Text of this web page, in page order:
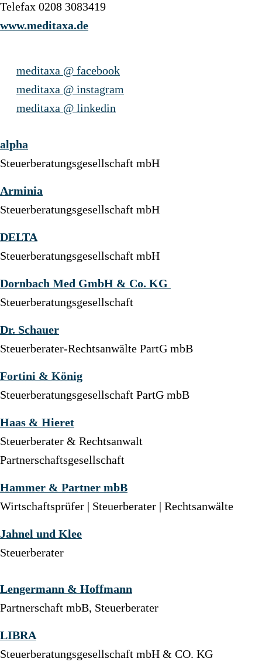
Telefax 0208 3083419
www.meditaxa.de
meditaxa @ facebook
meditaxa @ instagram
meditaxa @ linkedin
alpha
Steuerberatungsgesellschaft mbH
Arminia
Steuerberatungsgesellschaft mbH
DELTA
Steuerberatungsgesellschaft mbH
Dornbach Med GmbH & Co. KG
Steuerberatungsgesellschaft
Dr. Schauer
Steuerberater-Rechtsanwälte PartG mbB
Fortini & König
Steuerberatungsgesellschaft PartG mbB
Haas & Hieret
Steuerberater & Rechtsanwalt
Partnerschaftsgesellschaft
Hammer & Partner mbB
Wirtschaftsprüfer | Steuerberater | Rechtsanwälte
Jahnel und Klee
Steuerberater
Lengermann & Hoffmann
Partnerschaft mbB, Steuerberater
LIBRA
Steuerberatungsgesellschaft mbH & CO. KG